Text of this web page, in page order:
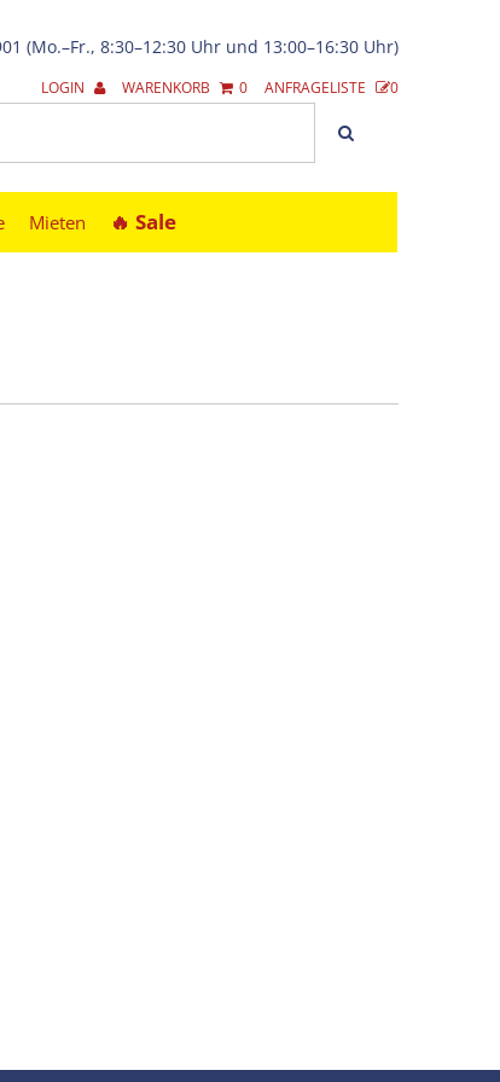
(Mo.–Fr., 8:30–12:30 Uhr und 13:00–16:30 Uhr)
LOGIN WARENKORB 0 ANFRAGELISTE 0
Mieten 🔥︎ Sale